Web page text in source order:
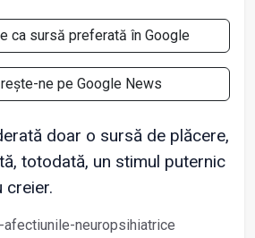
ca sursă preferată în Google
ne pe Google News
doar o sursă de plăcere,
totodată, un stimul puternic
creier.